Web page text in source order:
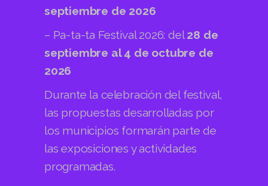
septiembre de 2026
– Pa-ta-ta Festival 2026: del28 de
septiembre al 4 de octubre de
2026
Durante la celebración del festival,
las propuestas desarrolladas por
los municipios formarán parte de
las exposiciones y actividades
programadas.